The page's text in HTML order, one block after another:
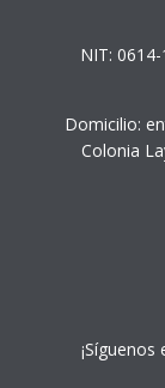
NIT:
Domicilio:
Colonia